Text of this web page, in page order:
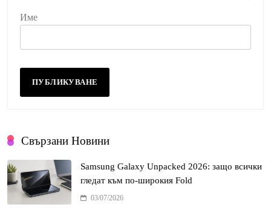
Име
Свързани Новини
Samsung Galaxy Unpacked 2026: защо всички
гледат към по-широкия Fold
03/07/2026